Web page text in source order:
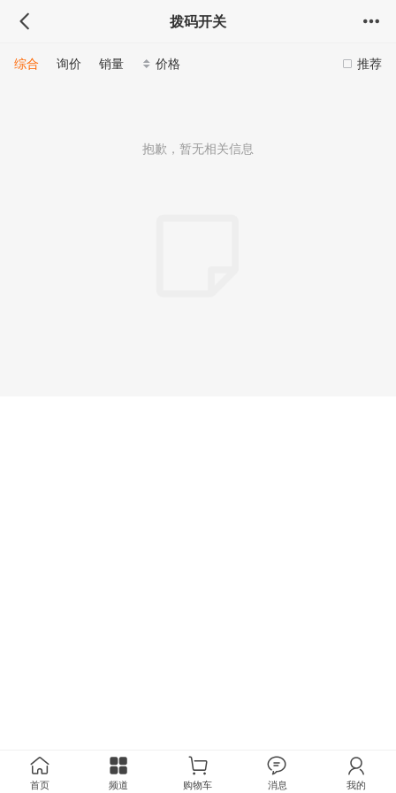
拨码开关
推荐
综合 询价 销量 价格
抱歉，暂无相关信息
首页 频道 购物车 消息 我的